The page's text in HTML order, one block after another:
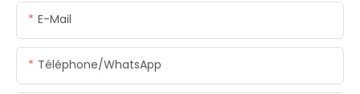
E-Mail
Téléphone/WhatsApp